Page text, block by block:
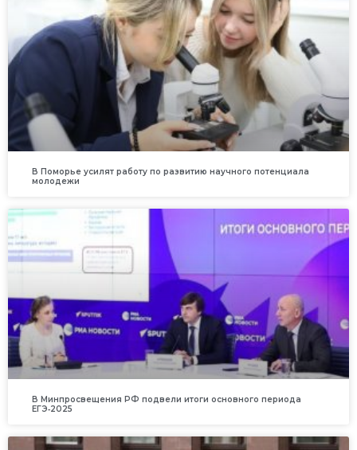
В Поморье усилят работу по развитию научного потенциала
молодежи
В Минпросвещения РФ подвели итоги основного периода
ЕГЭ‑2025